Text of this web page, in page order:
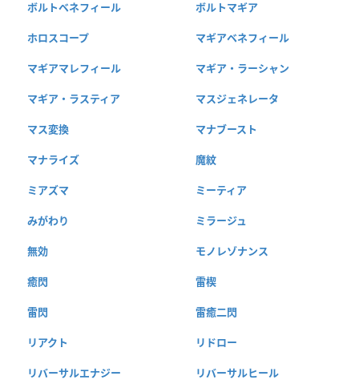
ボルトベネフィール ボルトマギア
ホロスコープ マギアベネフィール
マギアマレフィール マギア・ラーシャン
マギア・ラスティア マスジェネレータ
マス変換 マナブースト
マナライズ 魔紋
ミアズマ ミーティア
みがわり ミラージュ
無効 モノレゾナンス
癒閃 雷楔
雷閃 雷癒二閃
リアクト リドロー
リバーサルエナジー リバーサルヒール